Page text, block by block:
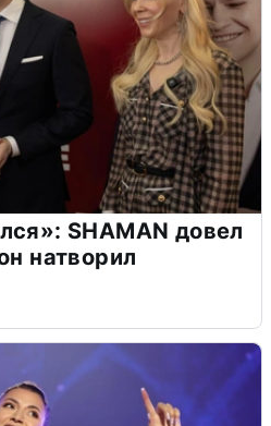
SHAMAN довел
натворил